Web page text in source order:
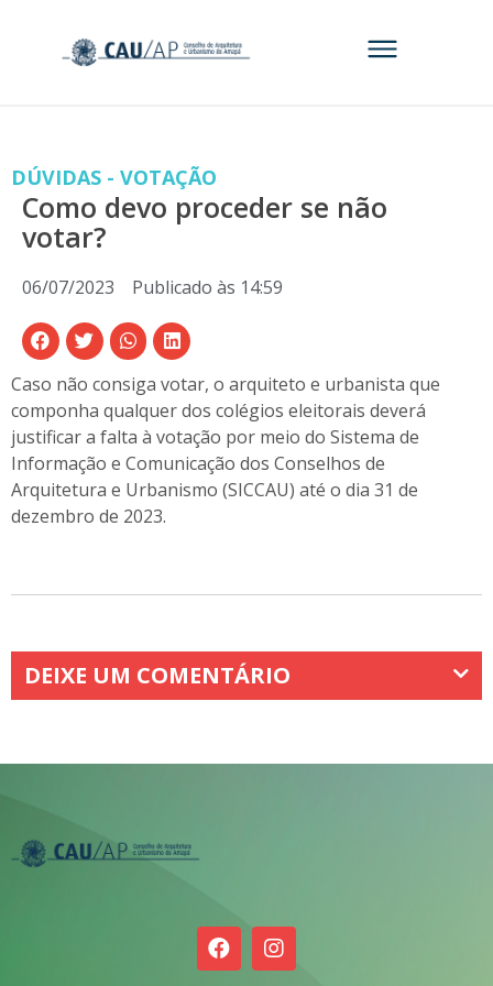
DÚVIDAS - VOTAÇÃO
Como devo proceder se não
votar?
06/07/2023 Publicado às 14:59
Caso não consiga votar, o arquiteto e urbanista que
componha qualquer dos colégios eleitorais deverá
justificar a falta à votação por meio do Sistema de
Informação e Comunicação dos Conselhos de
Arquitetura e Urbanismo (SICCAU) até o dia 31 de
dezembro de 2023.
DEIXE UM COMENTÁRIO